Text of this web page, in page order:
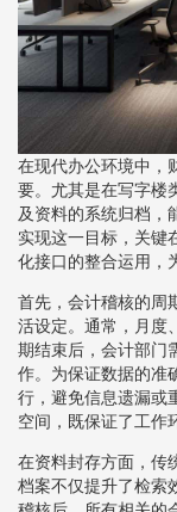
在现代办公环境中，
要。尤其是在写字楼
及资料的系统归档，
实现这一目标，关键
化接口的整合运用，
首先，会计稽核的周
活设定。通常，月度
期结束后，会计部门
作。为保证数据的准
行，避免信息遗漏或
空间，既保证了工作
在资料封存方面，传
档案不仅提升了检索